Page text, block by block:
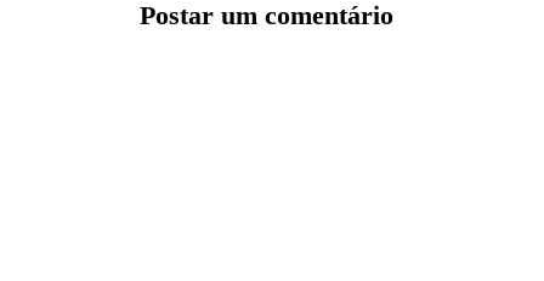
Postar um comentário